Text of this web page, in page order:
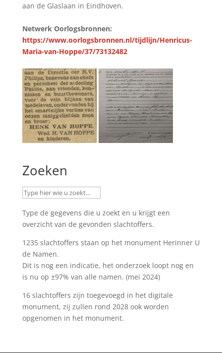
aan de Glaslaan in Eindhoven.
Netwerk Oorlogsbronnen:
https://www.oorlogsbronnen.nl/tijdlijn/Henricus-
Maria-van-Hoppe/37/73132482
Zoeken
Type de gegevens die u zoekt en u krijgt een
overzicht van de gevonden slachtoffers.
1235 slachtoffers staan op het monument Herinner U
de Namen.
Dit is nog een indicatie, het onderzoek loopt nog en
is nu op ±97% van alle namen. (mei 2024)
16 slachtoffers zijn toegevoegd in het digitale
monument, zij zullen rond 2028 ook worden
opgenomen in het monument.